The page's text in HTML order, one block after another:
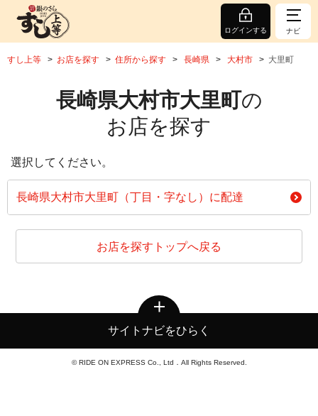
ログインする ナビ
すし上等 お店を探す 住所から探す 長崎県 大村市 大里町
長崎県大村市大里町の
お店を探す
選択してください。
長崎県大村市大里町（丁目・字なし）に配達
お店を探すトップへ戻る
サイトナビをひらく
© RIDE ON EXPRESS Co., Ltd．All Rights Reserved.